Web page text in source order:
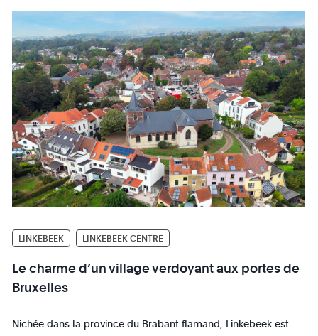
LINKEBEEK LINKEBEEK CENTRE
Le charme d’un village verdoyant aux portes de
Bruxelles
Nichée dans la province du Brabant flamand, Linkebeek est